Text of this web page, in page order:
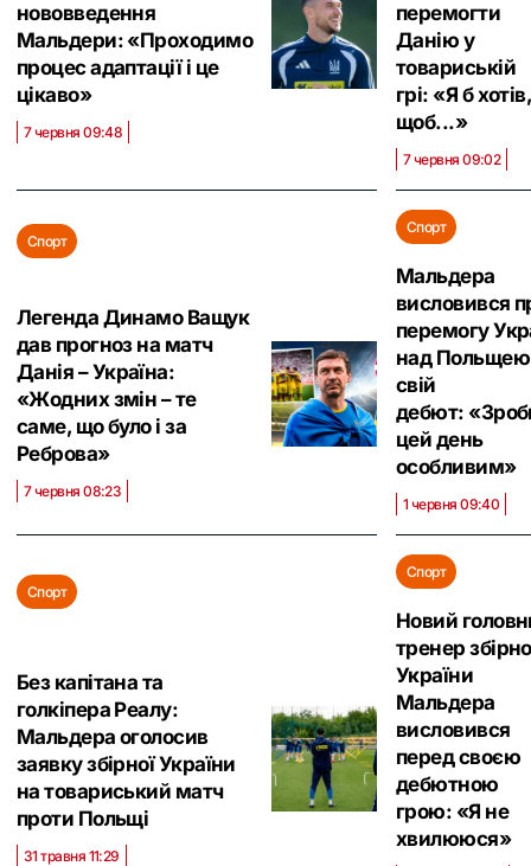
нововведення
Мальдери: «Проходимо
процес адаптації і це
цікаво»
7 червня 09:48
перемогти
Данію у
товариській
грі: «Я б хотів,
щоб...»
7 червня 09:02
Спорт
Легенда Динамо Ващук
дав прогноз на матч
Данія – Україна:
«Жодних змін – те
саме, що було і за
Реброва»
7 червня 08:23
Спорт
Мальдера
висловився
перемогу
над
свій
дебют:
цей день
особливим»
1 червня 09:40
Спорт
Без капітана та
голкіпера Реалу:
Мальдера оголосив
заявку збірної України
на товариський матч
проти Польщі
31 травня 11:29
Спорт
Новий
тренер
України
Мальдера
висловився
перед своєю
дебютною
грою: «Я не
хвилююся»